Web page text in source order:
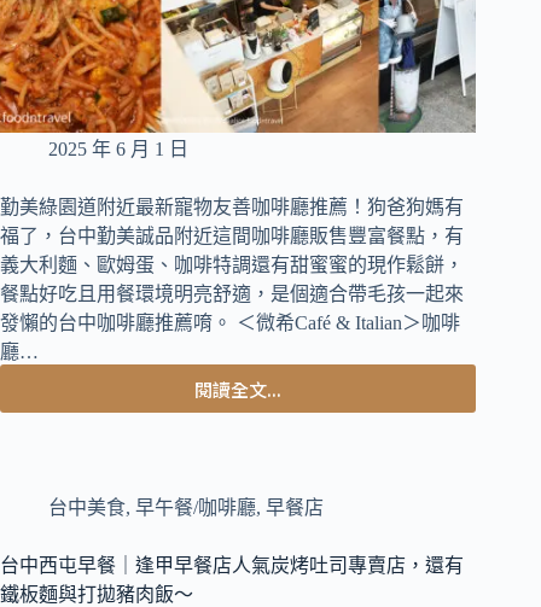
搭
配
精
釀
咖
啡
煮
咖
啡
2025 年 6 月 1 日
勤美綠園道附近最新寵物友善咖啡廳推薦！狗爸狗媽有
福了，台中勤美誠品附近這間咖啡廳販售豐富餐點，有
義大利麵、歐姆蛋、咖啡特調還有甜蜜蜜的現作鬆餅，
餐點好吃且用餐環境明亮舒適，是個適合帶毛孩一起來
發懶的台中咖啡廳推薦唷。 ＜微希Café & Italian＞咖啡
廳…
閱讀全文...
台
美
｜
勤
台中美食, 早午餐/咖啡廳, 早餐店
台中西屯早餐｜逢甲早餐店人氣炭烤吐司專賣店，還有
鐵板麵與打拋豬肉飯～